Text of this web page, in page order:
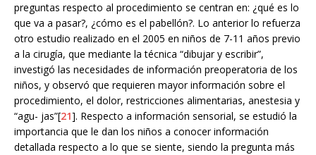
preguntas respecto al procedimiento se centran en: ¿qué es lo
que va a pasar?, ¿cómo es el pabellón?. Lo anterior lo refuerza
otro estudio realizado en el 2005 en niños de 7-11 años previo
a la cirugía, que mediante la técnica “dibujar y escribir”,
investigó las necesidades de información preoperatoria de los
niños, y observó que requieren mayor información sobre el
procedimiento, el dolor, restricciones alimentarias, anestesia y
“agu- jas”[21]. Respecto a información sensorial, se estudió la
importancia que le dan los niños a conocer información
detallada respecto a lo que se siente, siendo la pregunta más